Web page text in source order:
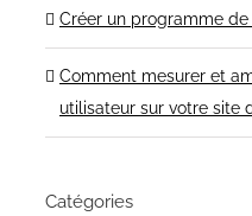
Créer un programme
Comment mesurer et
utilisateur sur votre site
Catégories